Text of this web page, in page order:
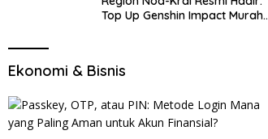
Top Up Genshin Impact Murah
Ekonomi & Bisnis